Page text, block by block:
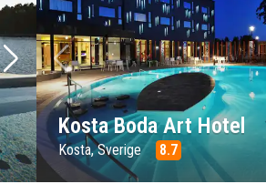
Neste bildeForrige bilde
Kosta Boda Art Hotel
Kosta, Sverige 8.7